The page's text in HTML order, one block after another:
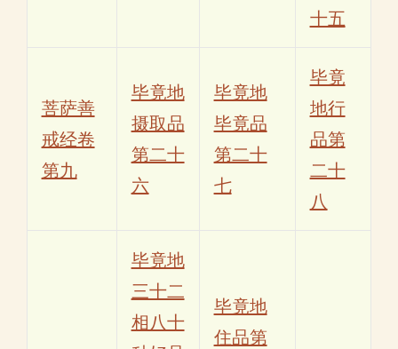
十五
菩萨善
戒经卷
第九
毕竟地
摄取品
第二十
六
毕竟地
毕竟品
第二十
七
毕竟
地行
品第
二十
八
毕竟地
三十二
相八十
毕竟地
住品第